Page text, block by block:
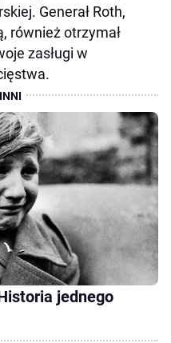
Generał Roth,
również otrzymał
zasługi w
jednego